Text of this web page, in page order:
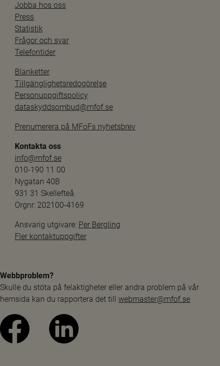
Jobba hos oss
Press
Statistik
Frågor och svar
Telefontider
Blanketter
Tillgänglighetsredogörelse
Personuppgiftspolicy
dataskyddsombud@mfof.se
Prenumerera på MFoFs nyhetsbrev
Kontakta oss
info@mfof.se
010-190 11 00
Nygatan 40B
931 31 Skellefteå
Orgnr: 202100-4169
Ansvarig utgivare: Per Bergling
Fler kontaktuppgifter
Webbproblem?
Skulle du stöta på felaktigheter eller andra problem på vår
hemsida kan du rapportera det till webmaster@mfof.se